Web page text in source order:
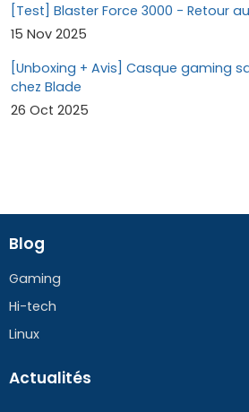
[Test] Blaster Force 3000 - Retour
15 Nov 2025
[Unboxing + Avis] Casque gaming
chez Blade
26 Oct 2025
Blog
Gaming
Hi-tech
Linux
Actualités